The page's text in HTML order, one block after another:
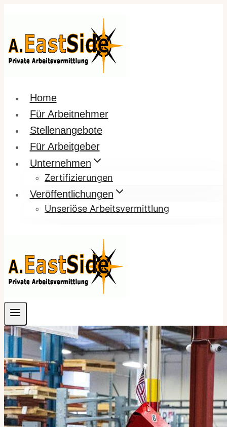
springen
Home
Für Arbeitnehmer
Stellenangebote
Für Arbeitgeber
Unternehmen
Zertifizierungen
Veröffentlichungen
Unseriöse Arbeitsvermittlung